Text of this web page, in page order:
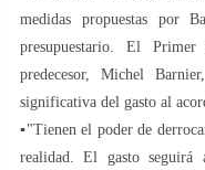
medidas propuestas por
presupuestario. El
predecesor, Michel
significativa del gasto al
▪️"Tienen el poder de
realidad. El gasto